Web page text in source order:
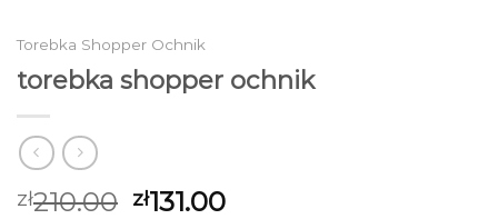
Torebka Shopper Ochnik
torebka shopper ochnik
zł210.00 zł131.00